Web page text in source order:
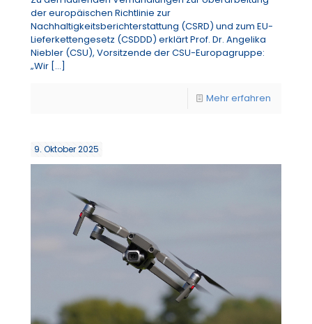
der europäischen Richtlinie zur
Nachhaltigkeitsberichterstattung (CSRD) und zum EU-
Lieferkettengesetz (CSDDD) erklärt Prof. Dr. Angelika
Niebler (CSU), Vorsitzende der CSU-Europagruppe:
„Wir […]
Mehr erfahren
9. Oktober 2025